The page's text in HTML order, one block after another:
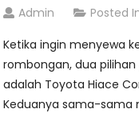
Admin Posted
Ketika ingin menyewa
rombongan, dua
adalah Toyota Hiace
Keduanya sama-sama